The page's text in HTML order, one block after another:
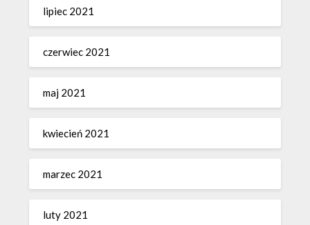
lipiec 2021
czerwiec 2021
maj 2021
kwiecień 2021
marzec 2021
luty 2021